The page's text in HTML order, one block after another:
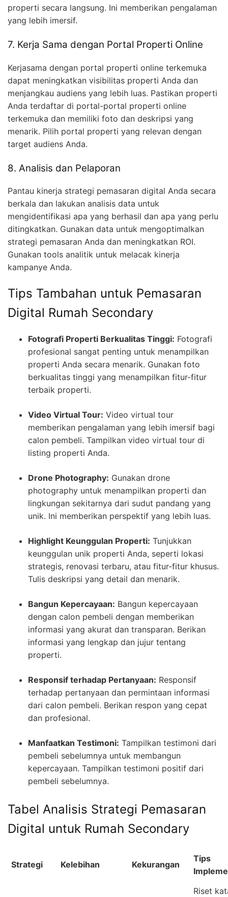
properti secara langsung. Ini memberikan pengalaman
yang lebih imersif.
7. Kerja Sama dengan Portal Properti Online
Kerjasama dengan portal properti online terkemuka
dapat meningkatkan visibilitas properti Anda dan
menjangkau audiens yang lebih luas. Pastikan properti
Anda terdaftar di portal-portal properti online
terkemuka dan memiliki foto dan deskripsi yang
menarik. Pilih portal properti yang relevan dengan
target audiens Anda.
8. Analisis dan Pelaporan
Pantau kinerja strategi pemasaran digital Anda secara
berkala dan lakukan analisis data untuk
mengidentifikasi apa yang berhasil dan apa yang perlu
ditingkatkan. Gunakan data untuk mengoptimalkan
strategi pemasaran Anda dan meningkatkan ROI.
Gunakan tools analitik untuk melacak kinerja
kampanye Anda.
Tips Tambahan untuk Pemasaran
Digital Rumah Secondary
Fotografi Properti Berkualitas Tinggi: Fotografi
profesional sangat penting untuk menampilkan
properti Anda secara menarik. Gunakan foto
berkualitas tinggi yang menampilkan fitur-fitur
terbaik properti.
Video Virtual Tour: Video virtual tour
memberikan pengalaman yang lebih imersif bagi
calon pembeli. Tampilkan video virtual tour di
listing properti Anda.
Drone Photography: Gunakan drone
photography untuk menampilkan properti dan
lingkungan sekitarnya dari sudut pandang yang
unik. Ini memberikan perspektif yang lebih luas.
Highlight Keunggulan Properti: Tunjukkan
keunggulan unik properti Anda, seperti lokasi
strategis, renovasi terbaru, atau fitur-fitur khusus.
Tulis deskripsi yang detail dan menarik.
Bangun Kepercayaan: Bangun kepercayaan
dengan calon pembeli dengan memberikan
informasi yang akurat dan transparan. Berikan
informasi yang lengkap dan jujur tentang
properti.
Responsif terhadap Pertanyaan: Responsif
terhadap pertanyaan dan permintaan informasi
dari calon pembeli. Berikan respon yang cepat
dan profesional.
Manfaatkan Testimoni: Tampilkan testimoni dari
pembeli sebelumnya untuk membangun
kepercayaan. Tampilkan testimoni positif dari
pembeli sebelumnya.
Tabel Analisis Strategi Pemasaran
Digital untuk Rumah Secondary
Strategi Kelebihan Kekurangan
Tips
Riset